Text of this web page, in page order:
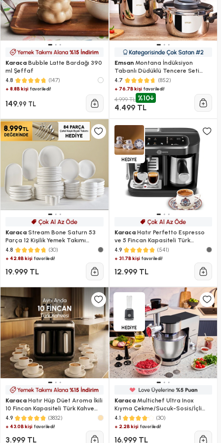
Karaca Bubble Latte Bardağı 390
ml Şeffaf
4.8 (147)
+ 8.8B kişi favoriledi!
149,99 TL
EmsanMontana İndüksiyon
Tabanlı Düdüklü Tencere Seti
Siyah Gri 4+6 Litre
4.7 (852)
+ 76.7B kişifavoriledi!
4.999 TL %10
4.499 TL
Karaca Stream Bone Saturn 53
Parça 12 Kişilik Yemek Takımı
Platin
4.8 (30)
+ 42.8B kişi favoriledi!
19.999 TL
HEDİYE
KaracaHatır Perfetto Espresso
ve 5 Fincan Kapasiteli Türk
Kahvesi Makinesi
4.9 (541)
+ 31.7B kişifavoriledi!
12.999 TL
Karaca Hatır Hüp Düet Aroma İkili
10 Fincan Kapasiteli Türk Kahve
Makinesi Space Gray
4.9 (3832)
+ 43.0B kişi favoriledi!
3.999 TL
HEDİYE
KaracaMultichef Ultra Inox
Kıyma Çekme/Sucuk-Sosis/İçli
Köfte Aparatlı Hamur Yoğurma
Makinesi 2000W 8L
4.1 (30)
+ 2.2B kişifavoriledi!
16.999 TL